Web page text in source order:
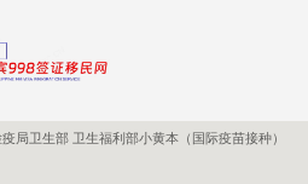
局卫生部 卫生福利部小黄本（国际疫苗接种）